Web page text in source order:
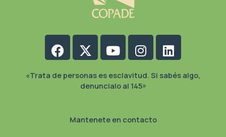
Facebook
X-
twitter
YoutubeInstagram
Linkedin
«Trata de personas es esclavitud. Si sabés algo,
denuncialo al 145»
Mantenete en contacto